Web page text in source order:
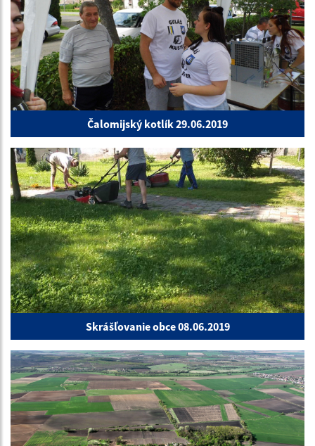
Čalomijský kotlík 29.06.2019
Skrášľovanie obce 08.06.2019